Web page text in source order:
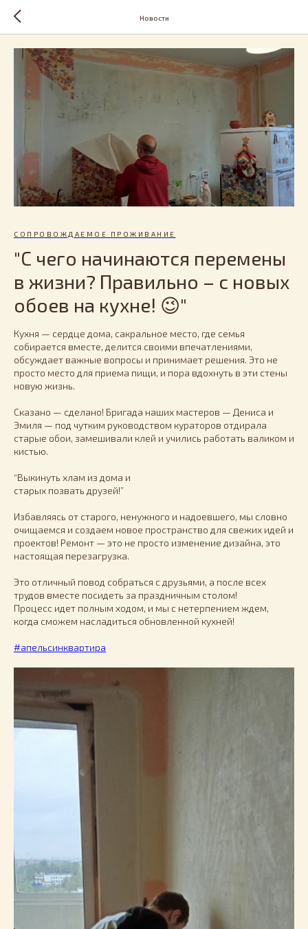
Новости
СОПРОВОЖДАЕМОЕ ПРОЖИВАНИЕ
"С чего начинаются перемены
в жизни? Правильно – с новых
обоев на кухне! 😉"
Кухня — сердце дома, сакральное место, где семья
собирается вместе, делится своими впечатлениями,
обсуждает важные вопросы и принимает решения. Это не
просто место для приема пищи, и пора вдохнуть в эти стены
новую жизнь.
Сказано — сделано! Бригада наших мастеров — Дениса и
Эмиля — под чутким руководством кураторов отдирала
старые обои, замешивали клей и учились работать валиком и
кистью.
“Выкинуть хлам из дома и
старых позвать друзей!”
Избавляясь от старого, ненужного и надоевшего, мы словно
очищаемся и создаем новое пространство для свежих идей и
проектов! Ремонт — это не просто изменение дизайна, это
настоящая перезагрузка.
Это отличный повод собраться с друзьями, а после всех
трудов вместе посидеть за праздничным столом!
Процесс идет полным ходом, и мы с нетерпением ждем,
когда сможем насладиться обновленной кухней!
#апельсинквартира